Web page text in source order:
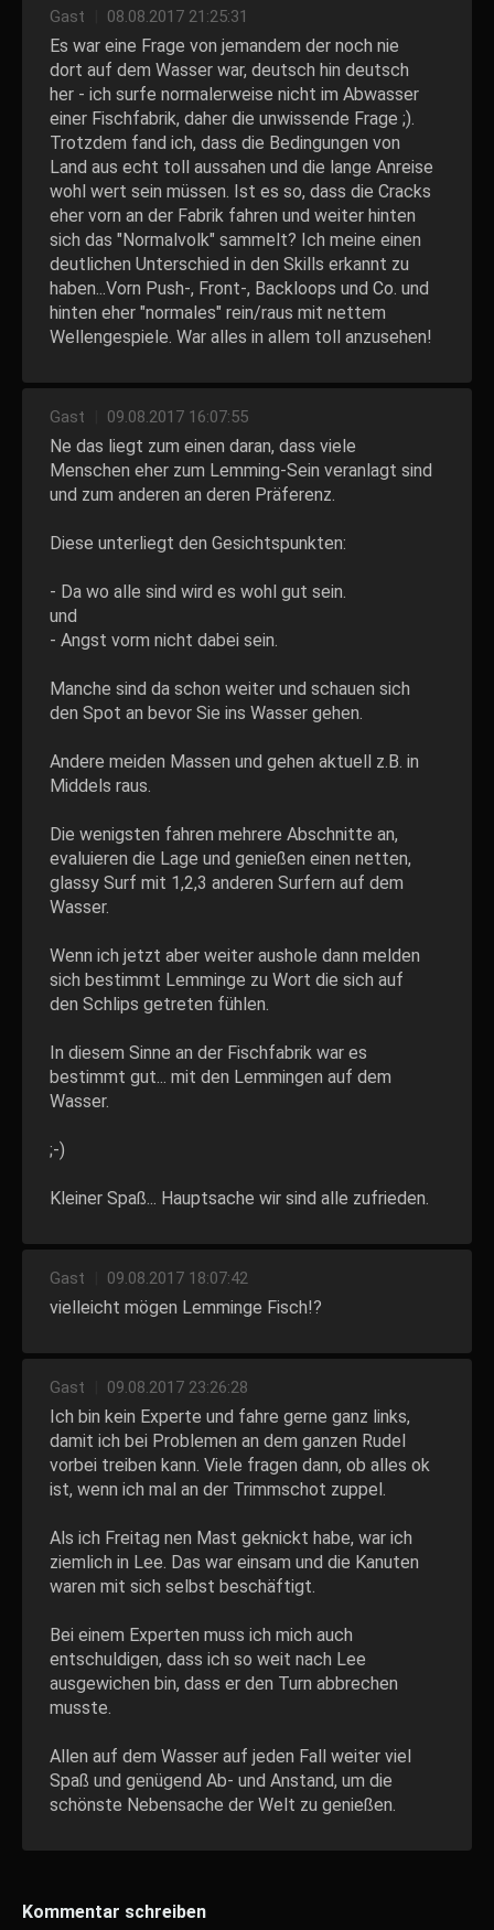
Gast 08.08.2017 21:25:31
Es war eine Frage von jemandem der noch nie
dort auf dem Wasser war, deutsch hin deutsch
her - ich surfe normalerweise nicht im Abwasser
einer Fischfabrik, daher die unwissende Frage ;).
Trotzdem fand ich, dass die Bedingungen von
Land aus echt toll aussahen und die lange Anreise
wohl wert sein müssen. Ist es so, dass die Cracks
eher vorn an der Fabrik fahren und weiter hinten
sich das "Normalvolk" sammelt? Ich meine einen
deutlichen Unterschied in den Skills erkannt zu
haben...Vorn Push-, Front-, Backloops und Co. und
hinten eher "normales" rein/raus mit nettem
Wellengespiele. War alles in allem toll anzusehen!
Gast 09.08.2017 16:07:55
Ne das liegt zum einen daran, dass viele
Menschen eher zum Lemming-Sein veranlagt sind
und zum anderen an deren Präferenz.
Diese unterliegt den Gesichtspunkten:
- Da wo alle sind wird es wohl gut sein.
und
- Angst vorm nicht dabei sein.
Manche sind da schon weiter und schauen sich
den Spot an bevor Sie ins Wasser gehen.
Andere meiden Massen und gehen aktuell z.B. in
Middels raus.
Die wenigsten fahren mehrere Abschnitte an,
evaluieren die Lage und genießen einen netten,
glassy Surf mit 1,2,3 anderen Surfern auf dem
Wasser.
Wenn ich jetzt aber weiter aushole dann melden
sich bestimmt Lemminge zu Wort die sich auf
den Schlips getreten fühlen.
In diesem Sinne an der Fischfabrik war es
bestimmt gut... mit den Lemmingen auf dem
Wasser.
;-)
Kleiner Spaß... Hauptsache wir sind alle zufrieden.
Gast 09.08.2017 18:07:42
vielleicht mögen Lemminge Fisch!?
Gast 09.08.2017 23:26:28
Ich bin kein Experte und fahre gerne ganz links,
damit ich bei Problemen an dem ganzen Rudel
vorbei treiben kann. Viele fragen dann, ob alles ok
ist, wenn ich mal an der Trimmschot zuppel.
Als ich Freitag nen Mast geknickt habe, war ich
ziemlich in Lee. Das war einsam und die Kanuten
waren mit sich selbst beschäftigt.
Bei einem Experten muss ich mich auch
entschuldigen, dass ich so weit nach Lee
ausgewichen bin, dass er den Turn abbrechen
musste.
Allen auf dem Wasser auf jeden Fall weiter viel
Spaß und genügend Ab- und Anstand, um die
schönste Nebensache der Welt zu genießen.
Kommentar schreiben